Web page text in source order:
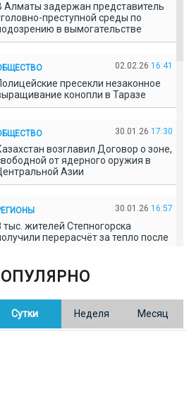
Алматы задержан представитель
преступной среды по
в вымогательстве
02.02.26 16:41
пресекли незаконное
конопли в Таразе
30.01.26 17:30
возглавил Договор о зоне,
от ядерного оружия в
Азии
30.01.26 16:57
тыс. жителей Степногорска
перерасчёт за тепло после
Казахстане готовят новую
редакцию Конституции: меняется
Сутки Неделя Месяц